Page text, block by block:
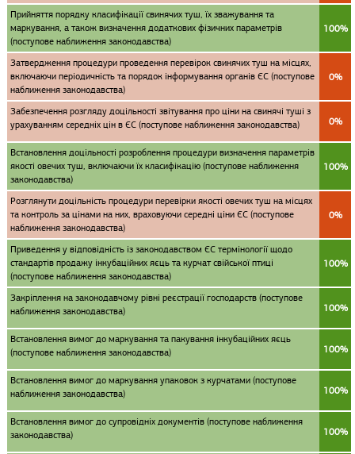
Прийняття порядку класифікації свинячих туш, їх зважування та
маркування, а також визначення додаткових фізичних параметрів
(поступове наближення законодавства)
100%
Затвердження процедури проведення перевірок свинячих туш на місцях,
включаючи періодичність та порядок інформування органів ЄС (поступове
наближення законодавства)
0%
Забезпечення розгляду доцільності звітування про ціни на свинячі туші з
урахуванням середніх цін в ЄС (поступове наближення законодавства)
0%
Встановлення доцільності розроблення процедури визначення параметрів
якості овечих туш, включаючи їх класифікацію (поступове наближення
законодавства)
100%
Розглянути доцільність процедури перевірки якості овечих туш на місцях
та контроль за цінами на них, враховуючи середні ціни ЄС (поступове
наближення законодавства)
0%
Приведення у відповідність із законодавством ЄС термінології щодо
cтандартів продажу інкубаційних яєць та курчат свійської птиці
(поступове наближення законодавства)
100%
Закріплення на законодавчому рівні реєстрації господарств (поступове
наближення законодавства)
100%
Встановлення вимог до маркування та пакування інкубаційних яєць
(поступове наближення законодавства)
100%
Встановлення вимог до маркування упаковок з курчатами (поступове
наближення законодавства)
100%
Встановлення вимог до супровідніх документів (поступове наближення
законодавства)
100%